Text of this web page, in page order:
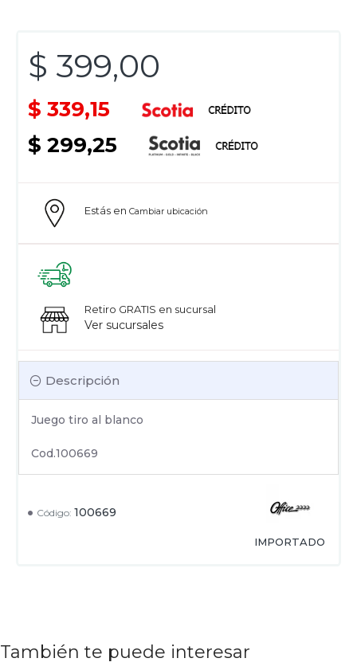
Código: 100669
IMPORTADO
$ 399,00
$ 339,15
$ 299,25
Descripción
Juego tiro al blanco
Cod.100669
Estás en Cambiar ubicación
Retiro GRATIS en sucursal
Ver sucursales
También te puede interesar